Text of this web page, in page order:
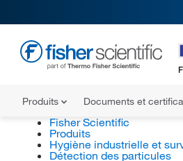
Produits Documents et
Fisher Scientific
Produits
Hygiène industrielle et
Détection des particules